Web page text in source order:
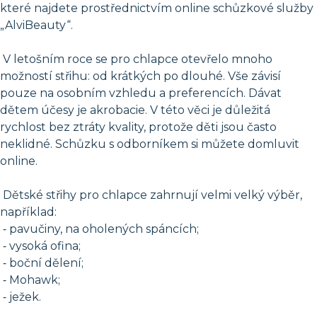
které najdete prostřednictvím online schůzkové služby
„AlviBeauty“.
V letošním roce se pro chlapce otevřelo mnoho
možností střihu: od krátkých po dlouhé. Vše závisí
pouze na osobním vzhledu a preferencích. Dávat
dětem účesy je akrobacie. V této věci je důležitá
rychlost bez ztráty kvality, protože děti jsou často
neklidné. Schůzku s odborníkem si můžete domluvit
online.
Dětské střihy pro chlapce zahrnují velmi velký výběr,
například:
⁃ pavučiny, na oholených spáncích;
⁃ vysoká ofina;
⁃ boční dělení;
⁃ Mohawk;
⁃ ježek.